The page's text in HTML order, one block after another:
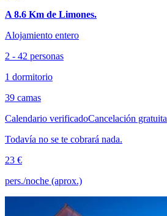
A 8.6 Km de Limones.
Alojamiento entero
2 - 42 personas
1 dormitorio
39 camas
Calendario verificadoCancelación gratuita
Todavía no se te cobrará nada.
23 €
pers./noche (aprox.)